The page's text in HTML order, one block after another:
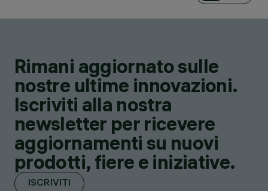
APPARECCHI PER
PRODOTTI
Rimani aggiornato sulle
nostre ultime innovazioni.
Iscriviti alla nostra
newsletter per ricevere
aggiornamenti su nuovi
prodotti, fiere e iniziative.
ISCRIVITI